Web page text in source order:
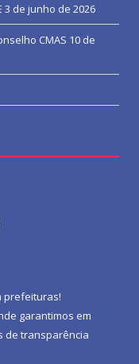
3 de junho de 2026
CMAS 10 de
prefeituras!
garantimos em
de transparência